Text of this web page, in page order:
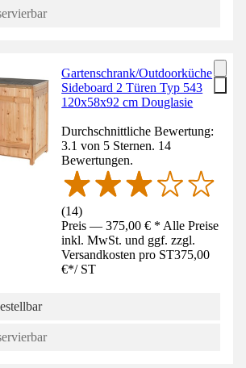
Gartenschrank/Outdoorküche
Sideboard 2 Türen Typ 543
120x58x92 cm Douglasie
Durchschnittliche Bewertung:
3.1 von 5 Sternen. 14
Bewertungen.
(14)
Preis — 375,00 € * Alle Preise
inkl. MwSt. und ggf. zzgl.
Versandkosten pro ST375,00
€*/ ST